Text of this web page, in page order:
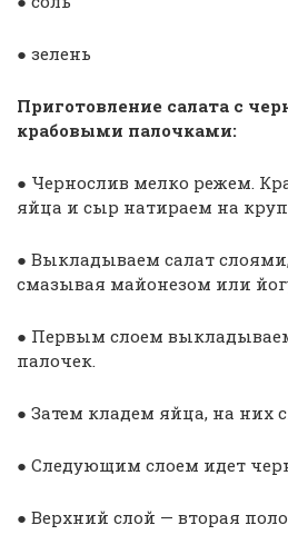
● зелень
Приготовление салата с
крабовыми палочками:
● Чернослив мелко режем.
яйца и сыр натираем на
● Выкладываем салат
смазывая майонезом или
● Первым слоем
палочек.
● Затем кладем яйца, на них
● Следующим слоем идет
● Верхний слой — вторая